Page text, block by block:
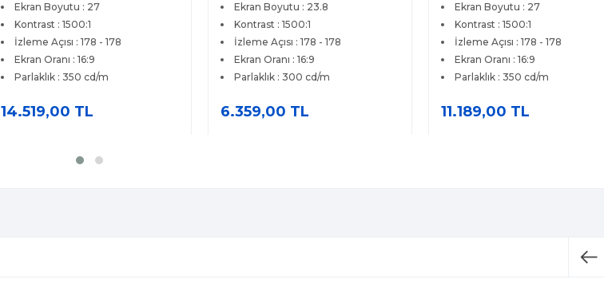
Profesyonel Monitör
Ekran Boyutu : 23.8
Kontrast : 1500:1
İzleme Açısı : 178 - 178
Ekran Oranı : 16:9
Parlaklık : 300 cd/m
6.359,00 TL
Premium IPS Pivot Monitor
Ekran Boyutu : 27
Kontrast : 1500:1
İzleme Açısı : 178 - 178
Ekran Oranı : 16:9
Parlaklık : 350 cd/m
11.189,00 TL
Premium IPS Monitör
Ekran Boyutu : 27
Kontrast : 1500:1
İzleme Açısı : 178 - 178
Ekran Oranı : 16:9
Parlaklık : 350 cd/m
17.849,00 TL